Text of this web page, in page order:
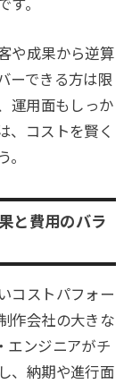
や成果から逆算
ーできる方は限
運用面もしっか
、コストを賢く
と費用のバラ
コストパフォー
作会社の大きな
エンジニアがチ
、納期や進行面